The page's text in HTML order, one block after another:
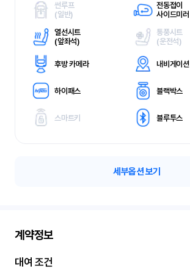
썬루프
(일반)
전동접이
사이드미러
열선시트
(앞좌석)
통풍시트
(운전석)
후방 카메라 내비게이션
하이패스 블랙박스
스마트키 블루투스
세부옵션 보기
계약정보
대여 조건